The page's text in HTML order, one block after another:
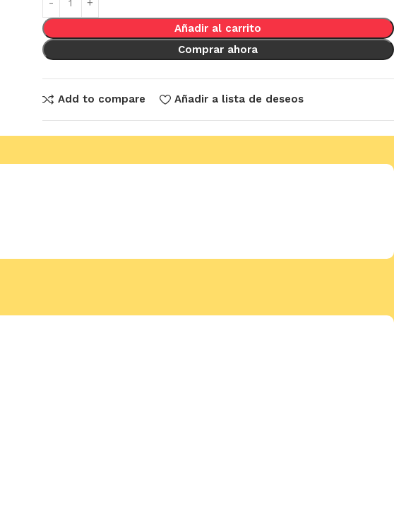
Añadir al carrito
Comprar ahora
Add to compare Añadir a lista de deseos